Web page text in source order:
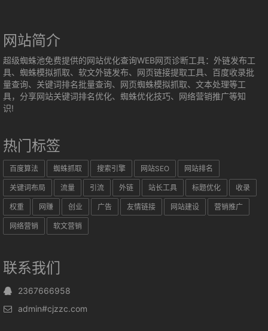
网站简介
超级蜘蛛池免费提供的网站优化查询WEB网页诊断工具：外链发布工
具、蜘蛛模拟抓取、软文外链发布、网页链接提取工具、百度收录批
量查询、关键词排名批量查询、网页蜘蛛模拟抓取、文本处理等工
具，分享网站关键词排名优化、蜘蛛优化技巧、网络营销推广等知
识!
热门标签
百度算法 蜘蛛抓取 搜索引擎 网站SEO 网站排名
关键词布局 流量 引流 外链 站长工具 标题优化 收录
权重 网赚 创业 广告 友情链接 网站建设 营销推广
网络营销 软文营销
联系我们
2367666958
admin#cjzzc.com